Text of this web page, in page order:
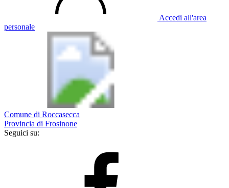
Accedi all'area
personale
Comune di Roccasecca
Provincia di Frosinone
Seguici su: